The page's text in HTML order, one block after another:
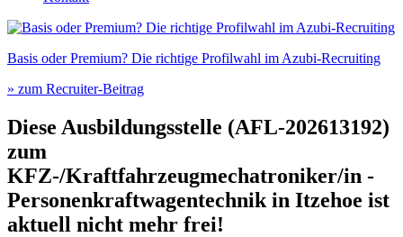
Basis oder Premium? Die richtige Profilwahl im Azubi-Recruiting
» zum Recruiter-Beitrag
Diese Ausbildungsstelle (AFL-202613192)
zum
KFZ-/Kraftfahrzeugmechatroniker/in -
Personenkraftwagentechnik in Itzehoe ist
aktuell nicht mehr frei!